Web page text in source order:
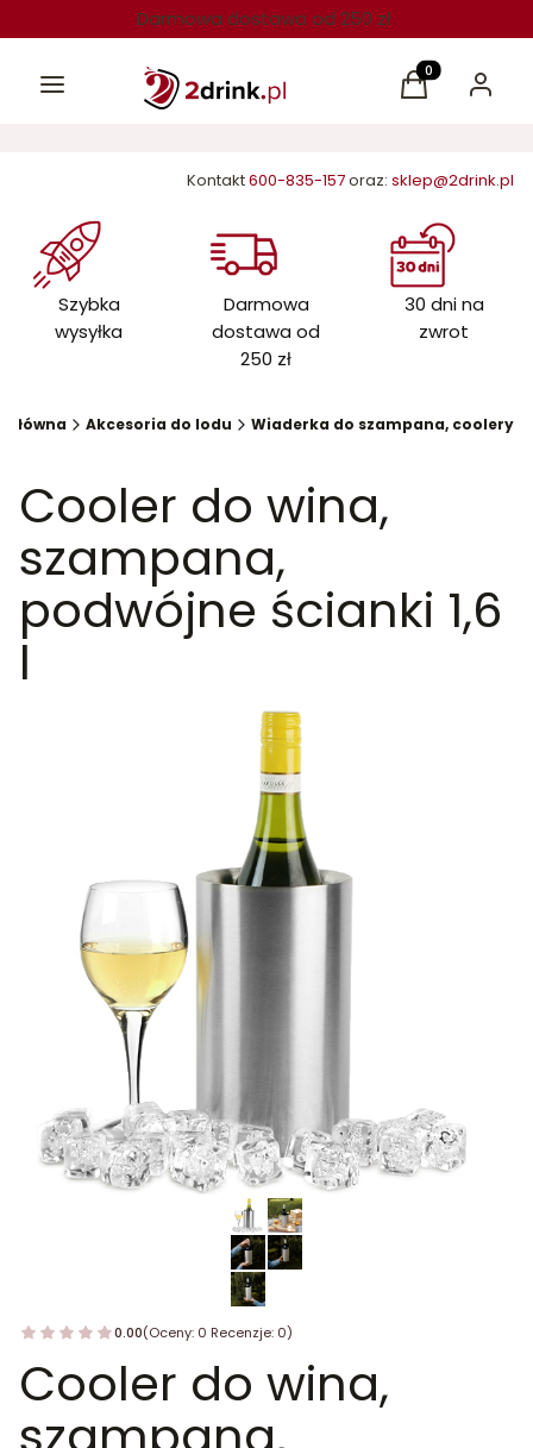
Darmowa dostawa od 250 zł
Menu Produkty w
Koszyk Zaloguj
Kontakt600-835-157oraz: sklep@2drink.pl
Szybka
wysyłka
Darmowa
dostawa od
250 zł
30 dni na
zwrot
Akcesoria do lodu Wiaderka do szampana, coolery
Cooler do wina,
szampana,
podwójne ścianki 1,6
l
0.00(Oceny: 0 Recenzje: 0)
Cooler do wina,